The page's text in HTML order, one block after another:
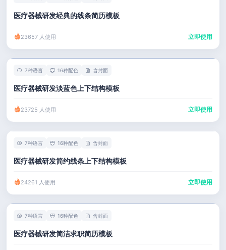
医疗器械研发经典的线条简历模板
23657 人使用 立即使用
7种语言 16种配色 含封面
医疗器械研发淡蓝色上下结构模板
23725 人使用 立即使用
7种语言 16种配色 含封面
医疗器械研发简约线条上下结构模板
24261 人使用 立即使用
7种语言 16种配色 含封面
医疗器械研发简洁求职简历模板